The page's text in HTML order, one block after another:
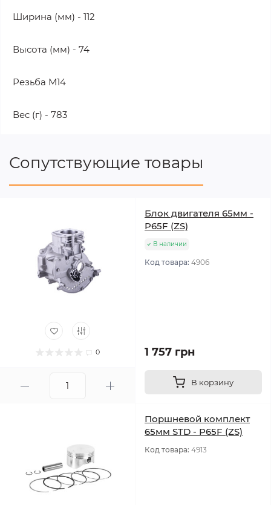
Ширина (мм) - 112
Высота (мм) - 74
Резьба М14
Вес (г) - 783
Сопутствующие товары
0
Блок двигателя 65мм -
P65F (ZS)
В наличии
Код товара: 4906
1 757 грн
В корзину
Поршневой комплект
65мм STD - P65F (ZS)
Код товара: 4913